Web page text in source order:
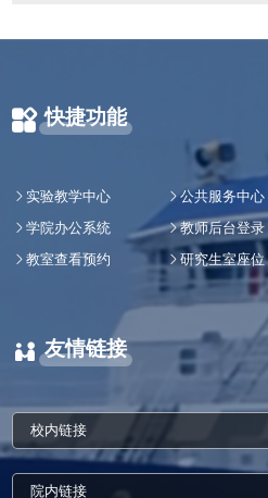
快捷功能
实验教学中心 公共服务中心
学院办公系统
教师后台登录
教室查看预约
研究生室座位
友情链接
校内链接
院内链接